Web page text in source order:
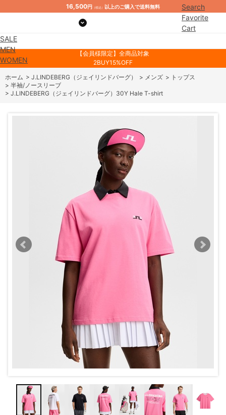
16,500円 （税込） 以上のご購入で送料無料
Search
Favorite
Cart
SALE
MEN
WOMEN
【会員様限定】全商品対象
2BUY15%OFF
ホーム > J.LINDEBERG（ジェイリンドバーグ） > メンズ > トップス
> 半袖/ノースリーブ
> J.LINDEBERG（ジェイリンドバーグ）30Y Hale T-shirt